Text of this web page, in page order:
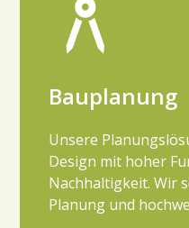
Bauplanung
Unsere
Design mit hoher
Nachhaltigkeit. Wir
Planung und